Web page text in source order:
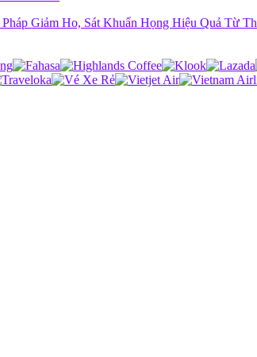
Giảm Ho, Sát Khuẩn Họng Hiệu Quả Từ